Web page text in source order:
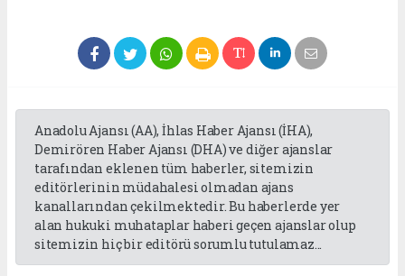
Anadolu Ajansı (AA), İhlas Haber Ajansı (İHA),
Demirören Haber Ajansı (DHA) ve diğer ajanslar
tarafından eklenen tüm haberler, sitemizin
editörlerinin müdahalesi olmadan ajans
kanallarından çekilmektedir. Bu haberlerde yer
alan hukuki muhataplar haberi geçen ajanslar olup
sitemizin hiç bir editörü sorumlu tutulamaz...